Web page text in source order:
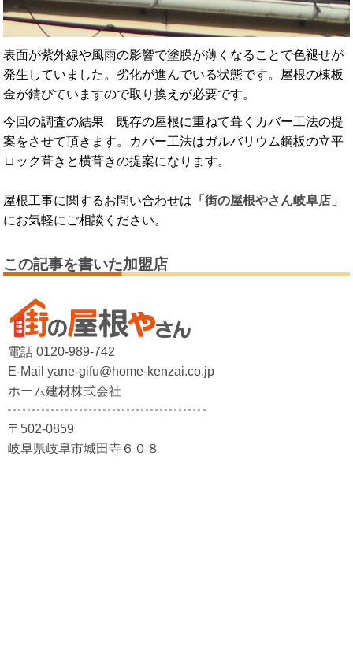
表面が紫外線や風雨の影響で塗膜が薄くなることで色褪せが
発生していました。劣化が進んでいる状態です。屋根の棟板
金が錆びていますので取り換えが必要です。
今回の調査の結果 既存の屋根に重ねて葺くカバー工法の提
案をさせて頂きます。カバー工法はガルバリウム鋼板の立平
ロック葺きと横葺きの提案になります。
屋根工事に関するお問い合わせは 「街の屋根やさん岐阜店」
にお気軽にご相談ください。
この記事を書いた加盟店
電話 0120-989-742
E-Mail yane-gifu@home-kenzai.co.jp
ホーム建材株式会社
〒502-0859
岐阜県岐阜市城田寺６０８